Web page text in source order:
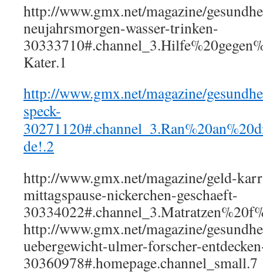
http://www.gmx.net/magazine/
neujahrsmorgen-wasser-trinken-
Kater.1
http://www.gmx.net/magazine/
speck-
de!.2
http://www.gmx.net/magazine/geld-
mittagspause-nickerchen-geschaeft-
http://www.gmx.net/magazine/
uebergewicht-ulmer-forscher-
30360978#.homepage.channel_small.7